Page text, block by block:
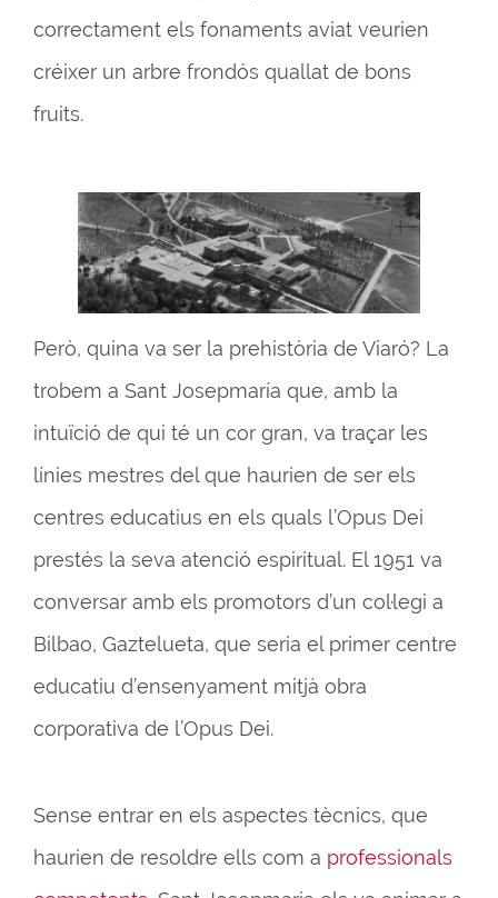
correctament els fonaments aviat veurien
créixer un arbre frondós quallat de bons
fruits.
Però, quina va ser la prehistòria de Viaró? La
trobem a Sant Josepmaría que, amb la
intuïció de qui té un cor gran, va traçar les
línies mestres del que haurien de ser els
centres educatius en els quals l’Opus Dei
prestés la seva atenció espiritual. El 1951 va
conversar amb els promotors d’un col·legi a
Bilbao, Gaztelueta, que seria el primer centre
educatiu d’ensenyament mitjà obra
corporativa de l’Opus Dei.
Sense entrar en els aspectes tècnics, que
haurien de resoldre ells com a professionals